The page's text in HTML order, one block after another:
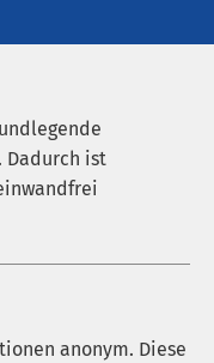
Dadurch ist
anonym. Diese